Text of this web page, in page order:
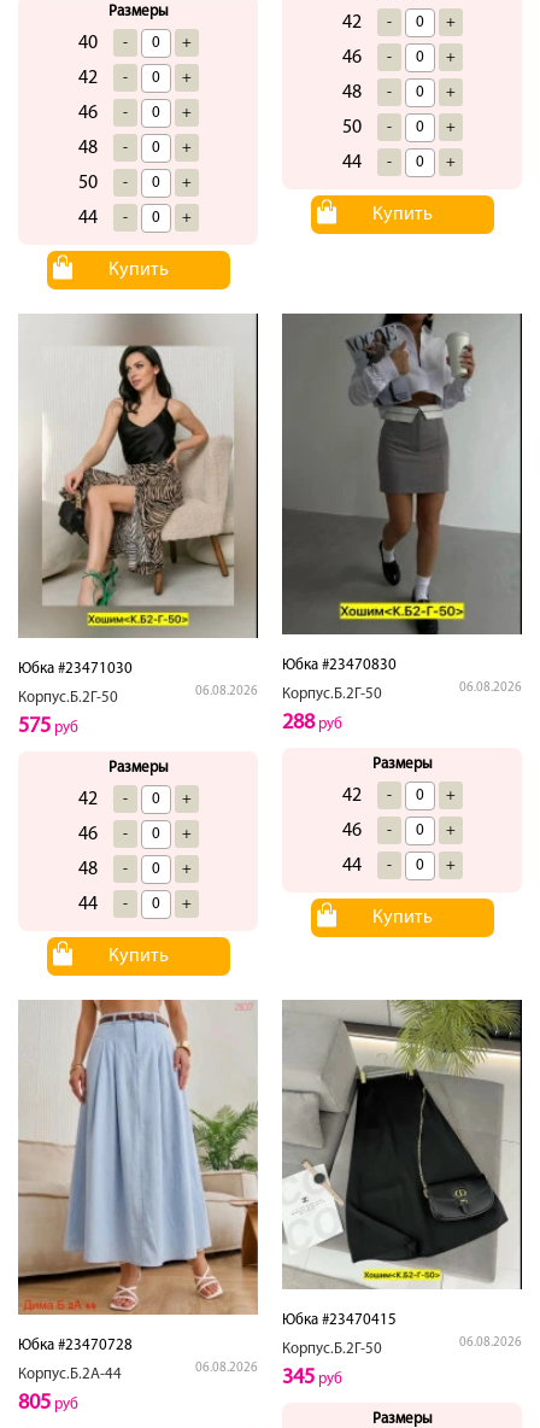
Размеры
40 - +
42 - +
46 - +
48 - +
50 - +
44 - +
Купить
42 - +
46 - +
48 - +
50 - +
44 - +
Купить
Юбка #23471030
Корпус.Б.2Г-50
06.08.2026
575 руб
Размеры
42 - +
46 - +
48 - +
44 - +
Купить
Юбка #23470830
Корпус.Б.2Г-50
06.08.2026
288руб
Размеры
42 - +
46 - +
44 - +
Купить
Юбка #23470728
Корпус.Б.2А-44
06.08.2026
805 руб
Юбка #23470415
Корпус.Б.2Г-50
06.08.2026
345 руб
Размеры